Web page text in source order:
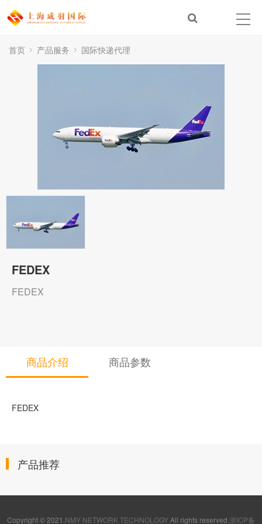
首页 产品服务 国际快递代理
FEDEX
FEDEX
商品介绍 商品参数
FEDEX
产品推荐
Copyright © 2021. NMY NETWORK TECHNOLOGY All rights reserved. 浙ICP备